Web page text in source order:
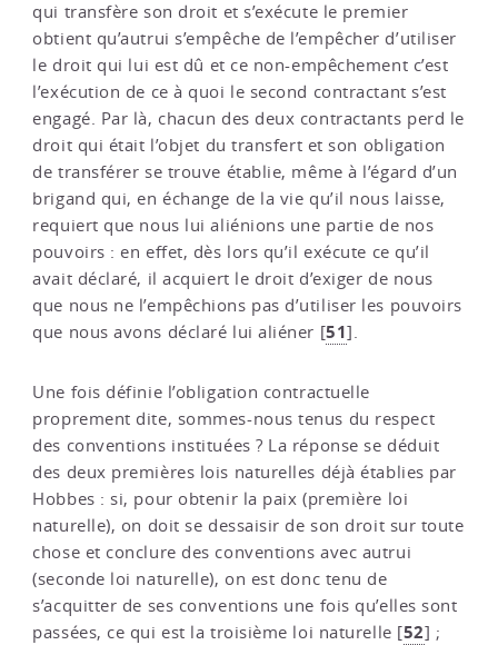
qui transfère son droit et s’exécute le premier
obtient qu’autrui s’empêche de l’empêcher d’utiliser
le droit qui lui est dû et ce non-empêchement c’est
l’exécution de ce à quoi le second contractant s’est
engagé. Par là, chacun des deux contractants perd le
droit qui était l’objet du transfert et son obligation
de transférer se trouve établie, même à l’égard d’un
brigand qui, en échange de la vie qu’il nous laisse,
requiert que nous lui aliénions une partie de nos
pouvoirs : en effet, dès lors qu’il exécute ce qu’il
avait déclaré, il acquiert le droit d’exiger de nous
que nous ne l’empêchions pas d’utiliser les pouvoirs
que nous avons déclaré lui aliéner [51].
Une fois définie l’obligation contractuelle
proprement dite, sommes-nous tenus du respect
des conventions instituées ? La réponse se déduit
des deux premières lois naturelles déjà établies par
Hobbes : si, pour obtenir la paix (première loi
naturelle), on doit se dessaisir de son droit sur toute
chose et conclure des conventions avec autrui
(seconde loi naturelle), on est donc tenu de
s’acquitter de ses conventions une fois qu’elles sont
passées, ce qui est la troisième loi naturelle [52] ;